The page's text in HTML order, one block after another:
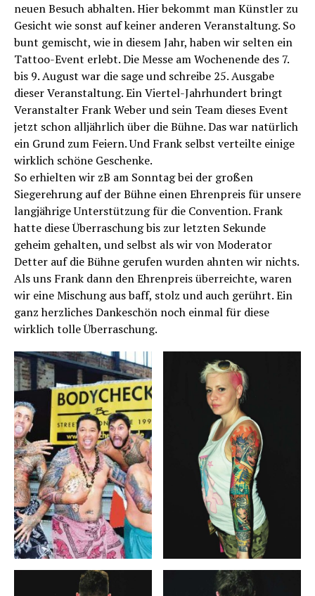
neuen Besuch abhalten. Hier bekommt man Künstler zu
Gesicht wie sonst auf keiner anderen Veranstaltung. So
bunt gemischt, wie in diesem Jahr, haben wir selten ein
Tattoo-Event erlebt. Die Messe am Wochenende des 7.
bis 9. August war die sage und schreibe 25. Ausgabe
dieser Veranstaltung. Ein Viertel-Jahrhundert bringt
Veranstalter Frank Weber und sein Team dieses Event
jetzt schon alljährlich über die Bühne. Das war natürlich
ein Grund zum Feiern. Und Frank selbst verteilte einige
wirklich schöne Geschenke.
So erhielten wir zB am Sonntag bei der großen
Siegerehrung auf der Bühne einen Ehrenpreis für unsere
langjährige Unterstützung für die Convention. Frank
hatte diese Überraschung bis zur letzten Sekunde
geheim gehalten, und selbst als wir von Moderator
Detter auf die Bühne gerufen wurden ahnten wir nichts.
Als uns Frank dann den Ehrenpreis überreichte, waren
wir eine Mischung aus baff, stolz und auch gerührt. Ein
ganz herzliches Dankeschön noch einmal für diese
wirklich tolle Überraschung.